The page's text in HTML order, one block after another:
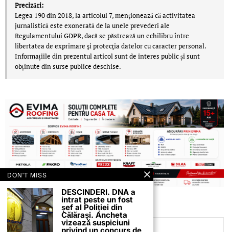
Precizări:
Legea 190 din 2018, la articolul 7, menţionează că activitatea
jurnalistică este exonerată de la unele prevederi ale
Regulamentului GDPR, dacă se păstrează un echilibru între
libertatea de exprimare şi protecţia datelor cu caracter personal.
Informațiile din prezentul articol sunt de interes public și sunt
obținute din surse publice deschise.
DON'T MISS
DESCINDERI. DNA a
intrat peste un fost
șef al Poliției din
Călărași. Ancheta
vizează suspiciuni